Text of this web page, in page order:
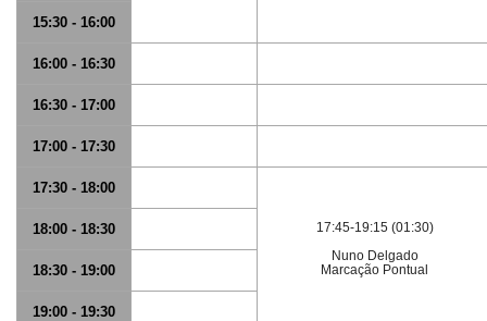
15:30 - 16:00
16:00 - 16:30
16:30 - 17:00
17:00 - 17:30
17:30 - 18:00
17:45-19:15 (01:30)
Nuno Delgado
Marcação Pontual
18:00 - 18:30
18:30 - 19:00
19:00 - 19:30